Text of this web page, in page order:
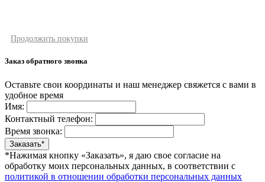
Продолжить покупки
Заказ обратного звонка
Оставьте свои координаты и наш менеджер свяжется с вами в
удобное время
Имя:
Контактный телефон:
Время звонка:
*Нажимая кнопку «Заказать», я даю свое согласие на
обработку моих персональных данных, в соответствии с
политикой в отношении обработки персональных данных